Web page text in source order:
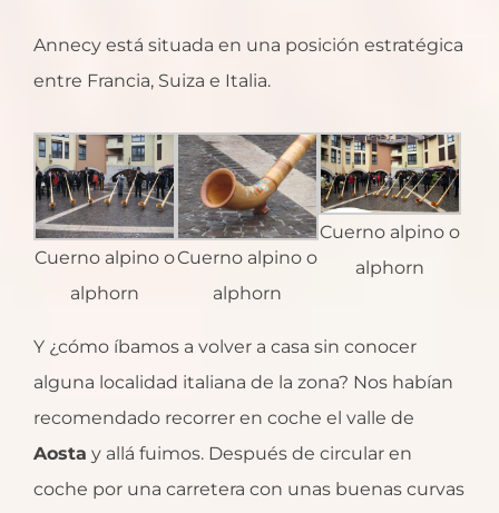
Annecy está situada en una posición estratégica
entre Francia, Suiza e Italia.
Cuerno alpino o
alphorn
Cuerno alpino o
alphorn
Cuerno alpino o
alphorn
Y ¿cómo íbamos a volver a casa sin conocer
alguna localidad italiana de la zona? Nos habían
recomendado recorrer en coche el valle de
Aosta y allá fuimos. Después de circular en
coche por una carretera con unas buenas curvas